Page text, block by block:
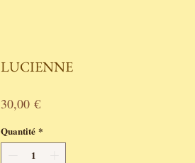
LUCIENNE
30,00 €Prix
Quantité *